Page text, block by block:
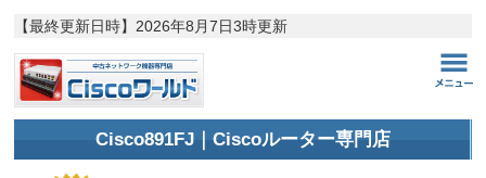
【最終更新日時】2026年8月7日3時更新
Cisco891FJ｜Ciscoルーター専門店